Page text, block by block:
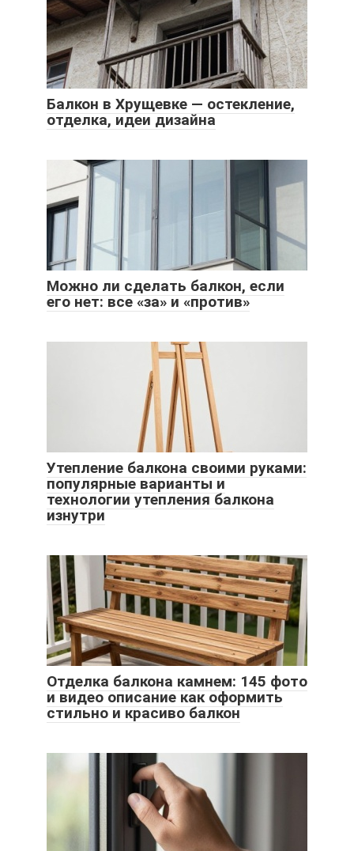
Балкон в Хрущевке — остекление,
отделка, идеи дизайна
Можно ли сделать балкон, если
его нет: все «за» и «против»
Утепление балкона своими руками:
популярные варианты и
технологии утепления балкона
изнутри
Отделка балкона камнем: 145 фото
и видео описание как оформить
стильно и красиво балкон